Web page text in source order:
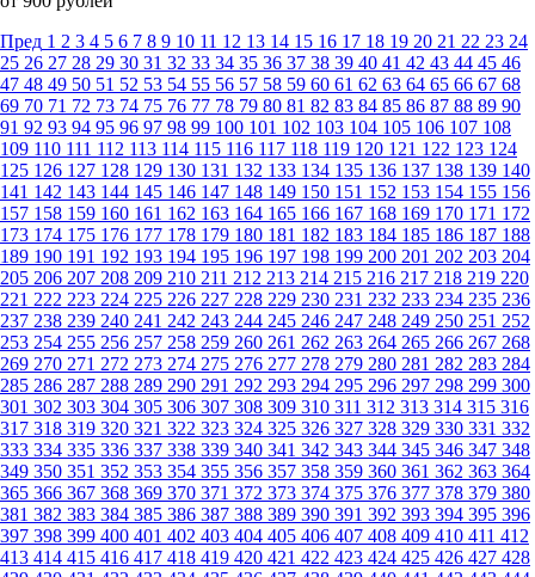
Пред 1 2 3 4 5 6 7 8 9 10 11 12 13 14 15 16 17 18 19 20 21 22 23 24
25 26 27 28 29 30 31 32 33 34 35 36 37 38 39 40 41 42 43 44 45 46
47 48 49 50 51 52 53 54 55 56 57 58 59 60 61 62 63 64 65 66 67 68
69 70 71 72 73 74 75 76 77 78 79 80 81 82 83 84 85 86 87 88 89 90
91 92 93 94 95 96 97 98 99 100 101 102 103 104 105 106 107 108
109 110 111 112 113 114 115 116 117 118 119 120 121 122 123 124
125 126 127 128 129 130 131 132 133 134 135 136 137 138 139 140
141 142 143 144 145 146 147 148 149 150 151 152 153 154 155 156
157 158 159 160 161 162 163 164 165 166 167 168 169 170 171 172
173 174 175 176 177 178 179 180 181 182 183 184 185 186 187 188
189 190 191 192 193 194 195 196 197 198 199 200 201 202 203 204
205 206 207 208 209 210 211 212 213 214 215 216 217 218 219 220
221 222 223 224 225 226 227 228 229 230 231 232 233 234 235 236
237 238 239 240 241 242 243 244 245 246 247 248 249 250 251 252
253 254 255 256 257 258 259 260 261 262 263 264 265 266 267 268
269 270 271 272 273 274 275 276 277 278 279 280 281 282 283 284
285 286 287 288 289 290 291 292 293 294 295 296 297 298 299 300
301 302 303 304 305 306 307 308 309 310 311 312 313 314 315 316
317 318 319 320 321 322 323 324 325 326 327 328 329 330 331 332
333 334 335 336 337 338 339 340 341 342 343 344 345 346 347 348
349 350 351 352 353 354 355 356 357 358 359 360 361 362 363 364
365 366 367 368 369 370 371 372 373 374 375 376 377 378 379 380
381 382 383 384 385 386 387 388 389 390 391 392 393 394 395 396
397 398 399 400 401 402 403 404 405 406 407 408 409 410 411 412
413 414 415 416 417 418 419 420 421 422 423 424 425 426 427 428